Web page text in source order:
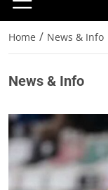
Home / News & Info
News & Info